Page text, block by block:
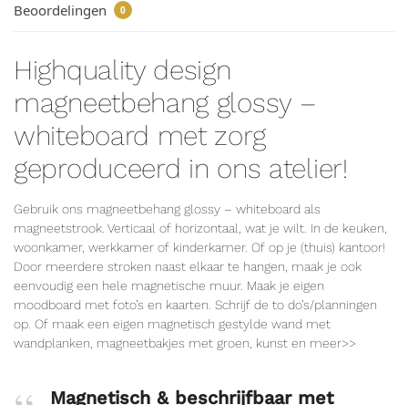
Beoordelingen 0
Highquality design
magneetbehang glossy –
whiteboard met zorg
geproduceerd in ons atelier!
Gebruik ons magneetbehang glossy – whiteboard als
magneetstrook. Verticaal of horizontaal, wat je wilt. In de keuken,
woonkamer, werkkamer of kinderkamer. Of op je (thuis) kantoor!
Door meerdere stroken naast elkaar te hangen, maak je ook
eenvoudig een hele magnetische muur. Maak je eigen
moodboard met foto’s en kaarten. Schrijf de to do’s/planningen
op. Of maak een eigen magnetisch gestylde wand met
wandplanken, magneetbakjes met groen, kunst en meer>>
Magnetisch & beschrijfbaar met